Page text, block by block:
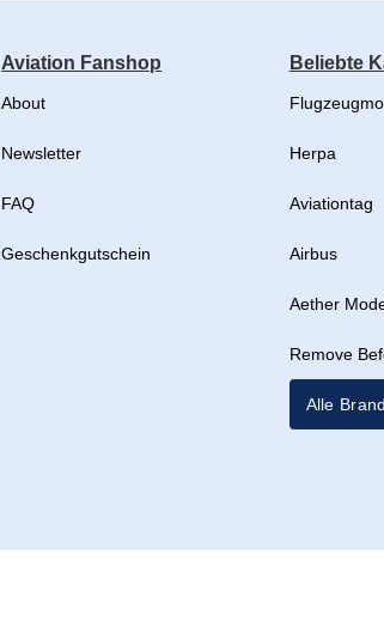
Aviation Fanshop
About
Newsletter
FAQ
Geschenkgutschein
Beliebte
Herpa
Aviationtag
Airbus
Aether
Remove
Alle